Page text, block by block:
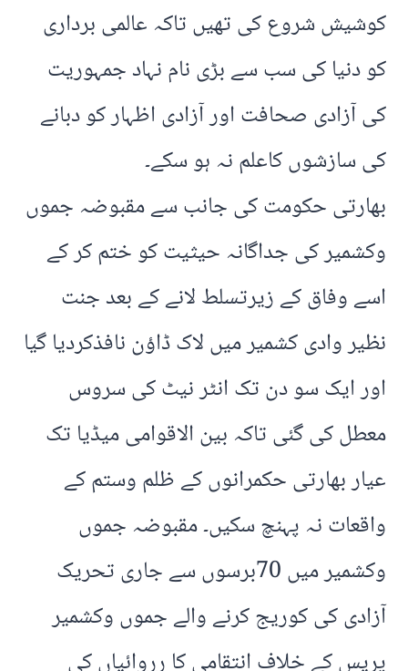
کوشیش شروع کی تھیں تاکہ عالمی برداری
کو دنیا کی سب سے بڑی نام نہاد جمہوریت
کی آزادی صحافت اور آزادی اظہار کو دبانے
کی سازشوں کاعلم نہ ہو سکے۔
بھارتی حکومت کی جانب سے مقبوضہ جموں
وکشمیر کی جداگانہ حیثیت کو ختم کر کے
اسے وفاق کے زیرتسلط لانے کے بعد جنت
نظیر وادی کشمیر میں لاک ڈاؤن نافذکردیا گیا
اور ایک سو دن تک انٹر نیٹ کی سروس
معطل کی گئی تاکہ بین الاقوامی میڈیا تک
عیار بھارتی حکمرانوں کے ظلم وستم کے
واقعات نہ پہنچ سکیں۔ مقبوضہ جموں
وکشمیر میں 70برسوں سے جاری تحریک
آزادی کی کوریج کرنے والے جموں وکشمیر